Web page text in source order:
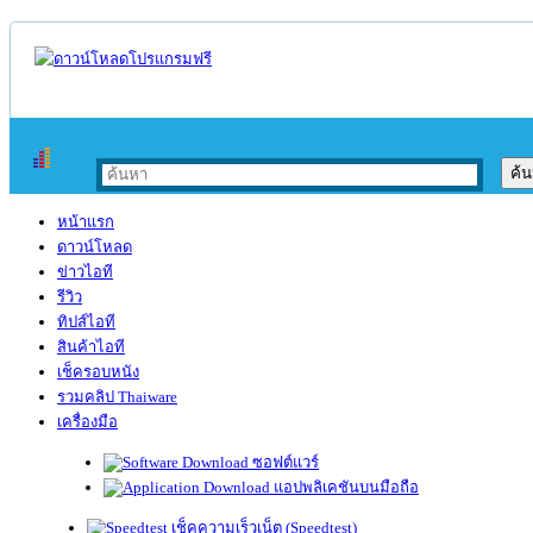
หน้าแรก
ดาวน์โหลด
ข่าวไอที
รีวิว
ทิปส์ไอที
สินค้าไอที
เช็ครอบหนัง
รวมคลิป Thaiware
เครื่องมือ
ซอฟต์แวร์
แอปพลิเคชันบนมือถือ
เช็คความเร็วเน็ต (Speedtest)